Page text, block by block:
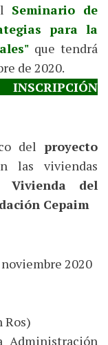
Seminario de
para la
que tendrá
de 2020.
del proyecto
las viviendas
Vivienda del
Cepaim
2020
Ros)
Administración